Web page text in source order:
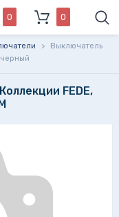
0 0
>
Выключатель
FEDE,